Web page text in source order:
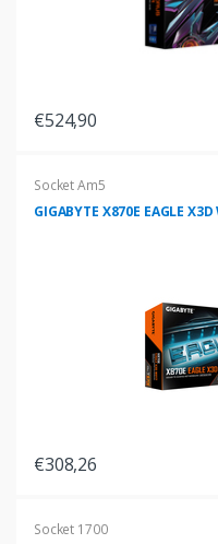
€524,90
Socket Am5
GIGABYTE X870E EAGLE
€308,26
Socket 1700